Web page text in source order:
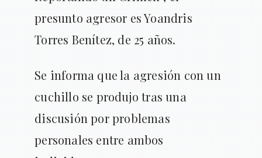
presunto agresor es Yoandris
Torres Benítez, de 25 años.
Se informa que la agresión con un
cuchillo se produjo tras una
discusión por problemas
personales entre ambos